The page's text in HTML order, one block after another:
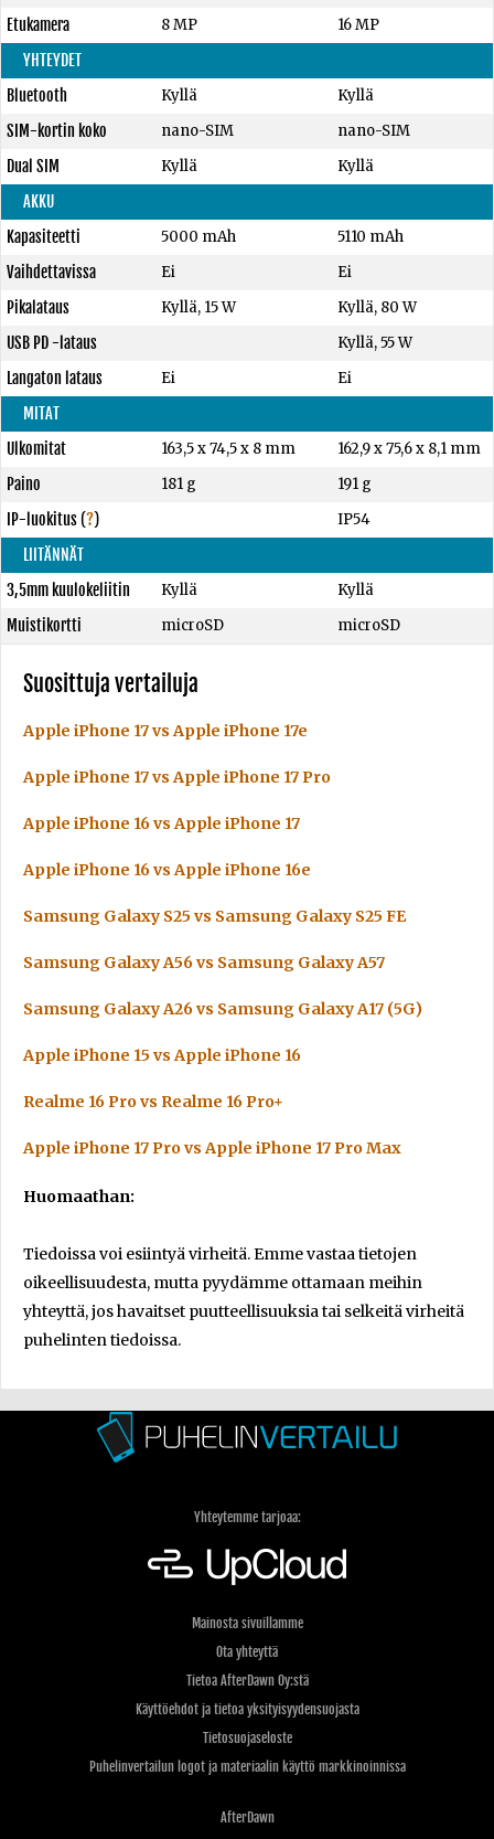
Etukamera
8 MP
16 MP
YHTEYDET
Bluetooth
Kyllä
Kyllä
SIM-kortin koko
nano-SIM
nano-SIM
Dual SIM
Kyllä
Kyllä
AKKU
Kapasiteetti
5000 mAh
5110 mAh
Vaihdettavissa
Ei
Ei
Pikalataus
Kyllä, 15 W
Kyllä, 80 W
USB PD -lataus
Kyllä, 55 W
Langaton lataus
Ei
Ei
MITAT
Ulkomitat
163,5 x 74,5 x 8 mm
162,9 x 75,6 x 8,1 mm
Paino
181 g
191 g
IP-luokitus(?)
IP54
LIITÄNNÄT
3,5mm kuulokeliitin
Kyllä
Kyllä
Muistikortti
microSD microSD
Suosittuja vertailuja
Apple iPhone 17 vs Apple iPhone 17e
Apple iPhone 17 vs Apple iPhone 17 Pro
Apple iPhone 16 vs Apple iPhone 17
Apple iPhone 16 vs Apple iPhone 16e
Samsung Galaxy S25 vs Samsung Galaxy S25 FE
Samsung Galaxy A56 vs Samsung Galaxy A57
Samsung Galaxy A26 vs Samsung Galaxy A17 (5G)
Apple iPhone 15 vs Apple iPhone 16
Realme 16 Pro vs Realme 16 Pro+
Apple iPhone 17 Pro vs Apple iPhone 17 Pro Max
Huomaathan:
Tiedoissa voi esiintyä virheitä. Emme vastaa tietojen
oikeellisuudesta, mutta pyydämme ottamaan meihin
yhteyttä, jos havaitset puutteellisuuksia tai selkeitä virheitä
puhelinten tiedoissa.
Yhteytemme tarjoaa:
Mainosta sivuillamme
Ota yhteyttä
Tietoa AfterDawn Oy:stä
Käyttöehdot ja tietoa yksityisyydensuojasta
Tietosuojaseloste
Puhelinvertailun logot ja materiaalin käyttö markkinoinnissa
AfterDawn